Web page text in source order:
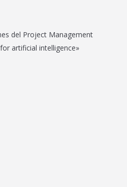
del Project Management
artificial intelligence»